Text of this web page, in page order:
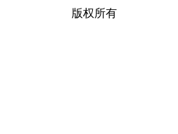
版权所有